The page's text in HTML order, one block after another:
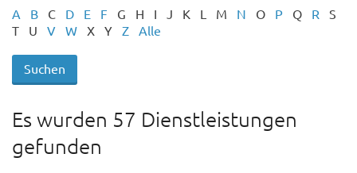
A B C D E F G H I J K L M N O P Q R
S
T
U V W X Y Z Alle
Es wurden 57 Dienstleistungen
gefunden